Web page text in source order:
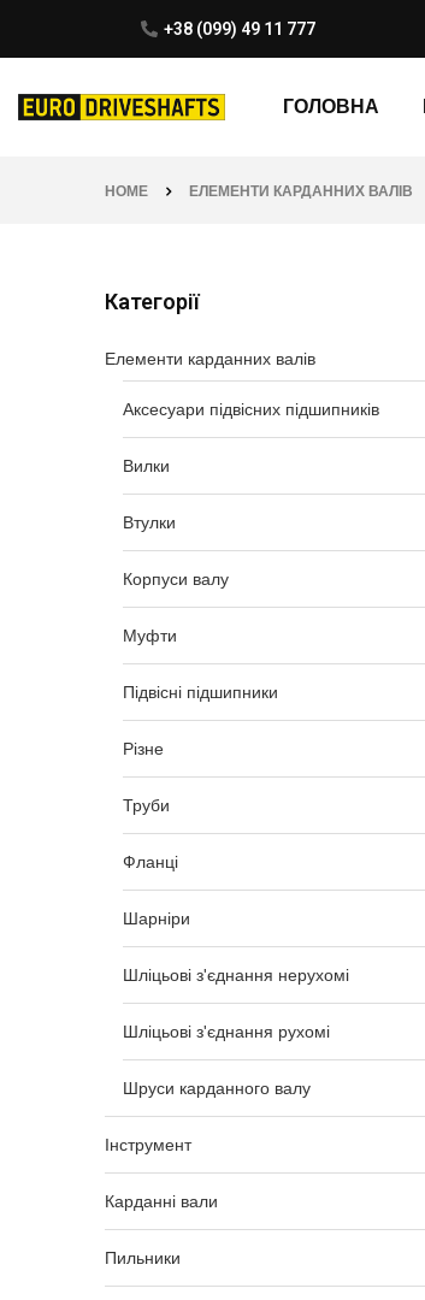
+38 (099) 49 11 777
ГОЛОВНА
HOME ЕЛЕМЕНТИ КАРДАННИХ ВАЛІВ
Категорії
Елементи карданних валів
Аксесуари підвісних підшипників
Вилки
Втулки
Корпуси валу
Муфти
Підвісні підшипники
Різне
Труби
Фланці
Шарніри
Шліцьові з'єднання нерухомі
Шліцьові з'єднання рухомі
Шруси карданного валу
Інструмент
Карданні вали
Пильники